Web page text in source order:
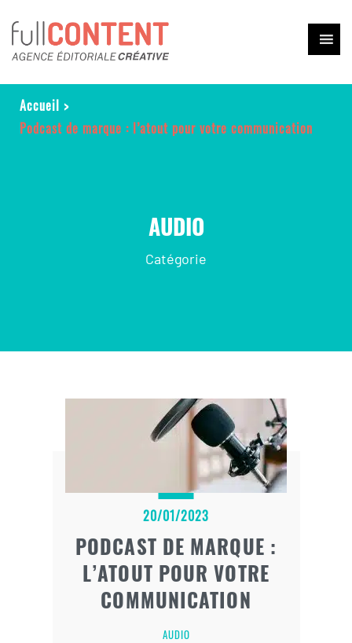
Accueil >
Podcast de marque : l’atout pour votre communication
AUDIO
Catégorie
20/01/2023
PODCAST DE MARQUE :
L’ATOUT POUR VOTRE
COMMUNICATION
AUDIO